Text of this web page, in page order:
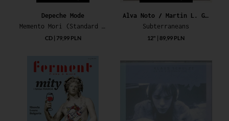
Depeche Mode
Memento Mori (Standard CD)
CD | 79,99 PLN
Alva Noto / Martin L. Gore / William Basinski / David Bowie
Subterraneans
12" | 89,99 PLN